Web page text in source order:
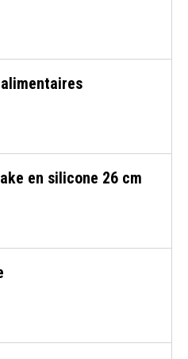
en silicone 26 cm